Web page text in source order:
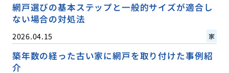
網戸選びの基本ステップと一般的サイズが適合し
ない場合の対処法
2026.04.15 家
築年数の経った古い家に網戸を取り付けた事例紹
介